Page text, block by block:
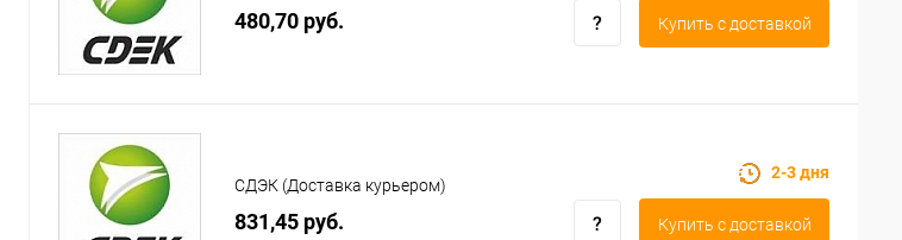
480,70 руб. Купить c доставкой
СДЭК (Доставка курьером)
831,45 руб.
2-3 дня
Купить c доставкой